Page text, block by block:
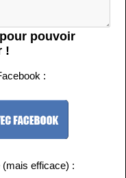
pouvoir
!
:
efficace) :